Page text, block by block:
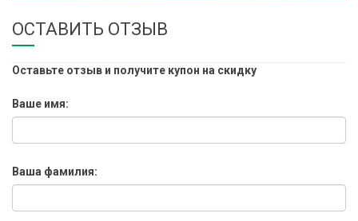
ОСТАВИТЬ ОТЗЫВ
Оставьте отзыв и получите купон на скидку
Ваше имя:
Ваша фамилия: